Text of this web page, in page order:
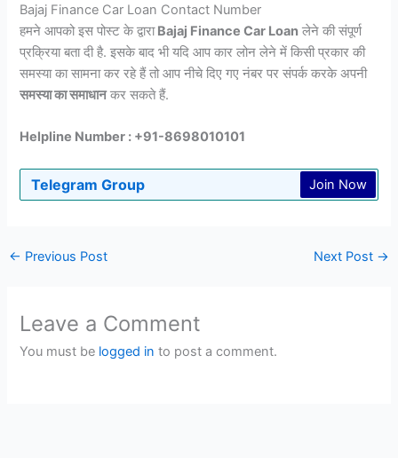
Bajaj Finance Car Loan Contact Number
हमने आपको इस पोस्ट के द्वाराBajaj Finance Car Loan लेने की संपूर्ण
प्रक्रिया बता दी है. इसके बाद भी यदि आप कार लोन लेने में किसी प्रकार की
समस्या का सामना कर रहे हैं तो आप नीचे दिए गए नंबर पर संपर्क करके अपनी
समस्या का समाधानकर सकते हैं.
Helpline Number : +91-8698010101
Telegram Group Join Now
← Previous Post Next Post →
Leave a Comment
You must be logged in to post a comment.